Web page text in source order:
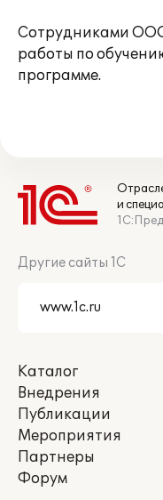
Сотрудниками
работы по
программе.
и
Другие сайты 1С
Каталог
Внедрения
Публикации
Мероприятия
Партнеры
Форум